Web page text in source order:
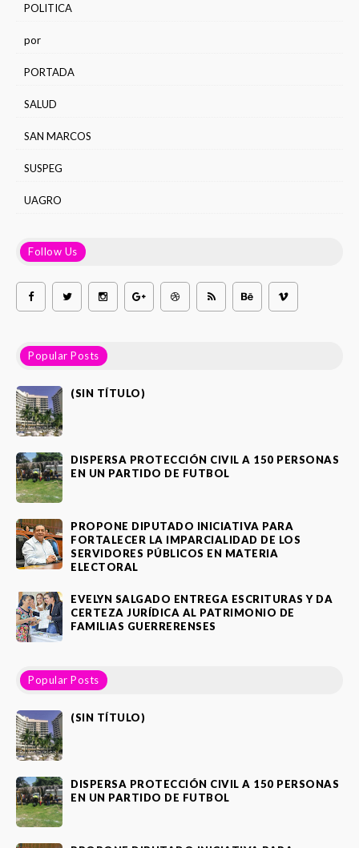
POLITICA
por
PORTADA
SALUD
SAN MARCOS
SUSPEG
UAGRO
Follow Us
Popular Posts
(SIN TÍTULO)
DISPERSA PROTECCIÓN CIVIL A 150 PERSONAS
EN UN PARTIDO DE FUTBOL
PROPONE DIPUTADO INICIATIVA PARA
FORTALECER LA IMPARCIALIDAD DE LOS
SERVIDORES PÚBLICOS EN MATERIA
ELECTORAL
EVELYN SALGADO ENTREGA ESCRITURAS Y DA
CERTEZA JURÍDICA AL PATRIMONIO DE
FAMILIAS GUERRERENSES
Popular Posts
(SIN TÍTULO)
DISPERSA PROTECCIÓN CIVIL A 150 PERSONAS
EN UN PARTIDO DE FUTBOL